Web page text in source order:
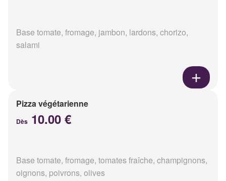
Base tomate, fromage, jambon, lardons, chorizo,
salami
Pizza végétarienne
Dès 10.00 €
Base tomate, fromage, tomates fraîche, champignons,
oignons, poivrons, olives